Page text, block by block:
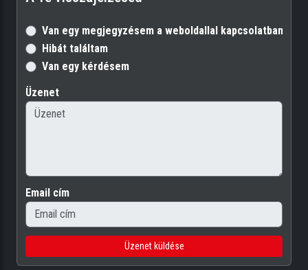
Van egy megjegyzésem a weboldallal kapcsolatban
Hibát találtam
Van egy kérdésem
Üzenet
Email cím
Üzenet küldése